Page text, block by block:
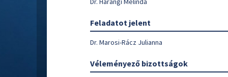
Feladatot jelent
Dr. Marosi-Rácz Julianna
Véleményező bizottságok